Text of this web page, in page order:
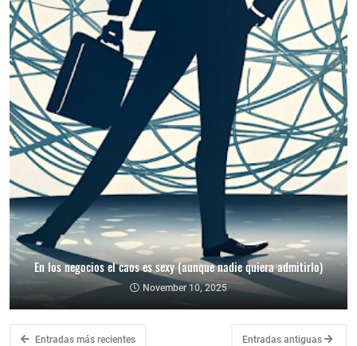
En los negocios el caos es sexy (aunque nadie quiera admitirlo)
November 10, 2025
Entradas más recientes Entradas antiguas